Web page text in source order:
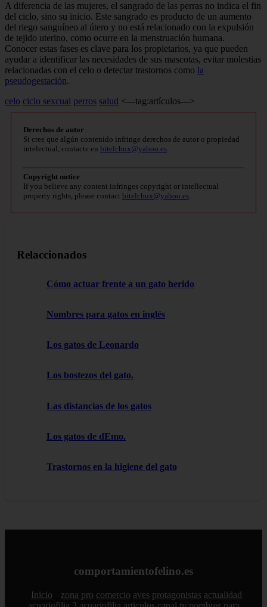
A diferencia de las mujeres, el sangrado de las perras no indica el fin
del ciclo, sino su inicio. Este sangrado es producto de un aumento
del riego sanguíneo al útero y no está relacionado con la expulsión
de tejido uterino, como ocurre en la menstruación humana.
Conocer estas fases es clave para los propietarios, ya que pueden
ayudar a identificar las necesidades de sus mascotas, evitar molestias
relacionadas con el celo o detectar trastornos como la
pseudogestación.
celo ciclo sexcual perros salud <---tag:artículos--->
Derechos de autor
Si cree que algún contenido infringe derechos de autor o propiedad
intelectual, contacte en bitelchux@yahoo.es.
Copyright notice
If you believe any content infringes copyright or intellectual
property rights, please contact bitelchux@yahoo.es.
Relaccionados
Cómo actuar frente a un gato herido
Nombres para gatos en inglés
Los gatos de Leonardo
Los bostezos del gato.
Las distancias de los gatos
Los gatos de dEmo.
Trastornos en la higiene del gato
comportamientofelino.es
Inicio zona pro comercio aves protagonistas actualidad